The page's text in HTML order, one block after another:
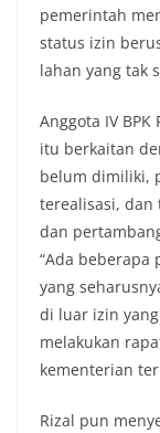
pemerintah
status izin
lahan yang tak
Anggota IV
itu berkaitan
belum dimiliki,
terealisasi,
dan
“Ada beberapa
yang
di luar izin
melakukan
kementerian
Rizal pun